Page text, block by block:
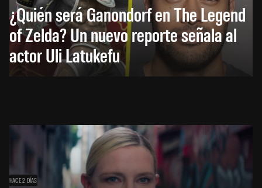
¿Quién será Ganondorf en The Legend
of Zelda? Un nuevo reporte señala al
actor Uli Latukefu
HACE 2 DÍAS